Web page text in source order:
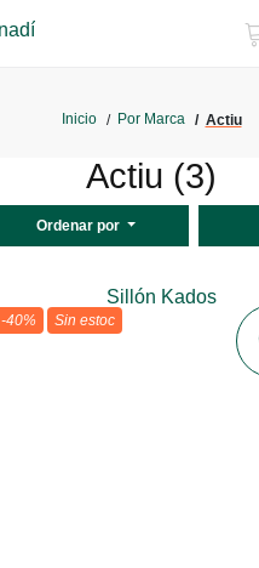
Inicio Por Marca Actiu
Actiu (3)
Ordenar por
-40% Sin estoc